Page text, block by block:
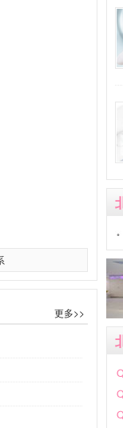
更多>>